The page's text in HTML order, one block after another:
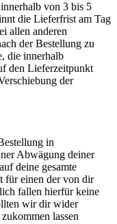
von 3 bis 5
die Lieferfrist am Tag
allen anderen
der Bestellung zu
die innerhalb
den Lieferzeitpunkt
der
in
Abwägung deiner
deine gesamte
für einen der von dir
fallen hierfür keine
wir dir wider
lassen